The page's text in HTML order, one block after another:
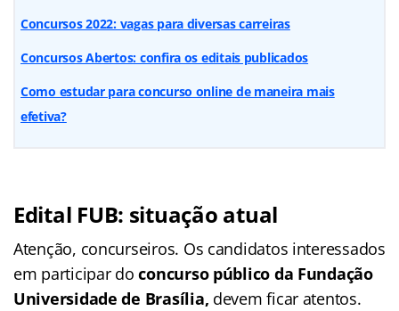
Concursos 2022: vagas para diversas carreiras
Concursos Abertos: confira os editais publicados
Como estudar para concurso online de maneira mais
efetiva?
Edital FUB: situação atual
Atenção, concurseiros. Os candidatos interessados
em participar doconcurso público da Fundação
Universidade de Brasília, devem ficar atentos.